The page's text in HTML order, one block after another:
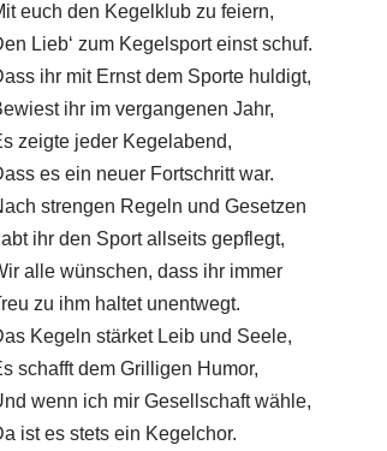
euch den Kegelklub zu feiern,
Lieb‘ zum Kegelsport einst schuf.
ihr mit Ernst dem Sporte huldigt,
ihr im vergangenen Jahr,
zeigte jeder Kegelabend,
es ein neuer Fortschritt war.
strengen Regeln und Gesetzen
ihr den Sport allseits gepflegt,
alle wünschen, dass ihr immer
zu ihm haltet unentwegt.
Kegeln stärket Leib und Seele,
schafft dem Grilligen Humor,
wenn ich mir Gesellschaft wähle,
ist es stets ein Kegelchor.